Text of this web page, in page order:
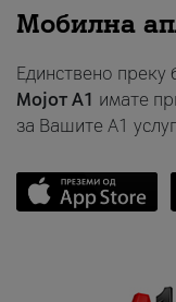
Мобилна
Единствено преку
Мојот A1 имате
за Вашите A1